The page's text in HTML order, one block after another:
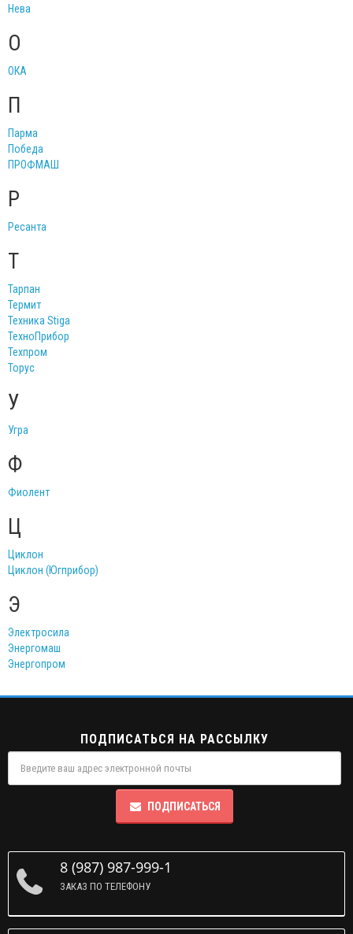
Нева
О
ОКА
П
Парма
Победа
ПРОФМАШ
Р
Ресанта
Т
Тарпан
Термит
Техника Stiga
ТехноПрибор
Техпром
Торус
У
Угра
Ф
Фиолент
Ц
Циклон
Циклон (Югприбор)
Э
Электросила
Энергомаш
Энергопром
ПОДПИСАТЬСЯ НА РАССЫЛКУ
ПОДПИСАТЬСЯ
8 (987) 987-999-1
ЗАКАЗ ПО ТЕЛЕФОНУ